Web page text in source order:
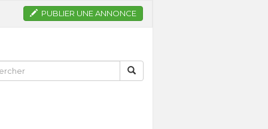
PUBLIER UNE ANNONCE